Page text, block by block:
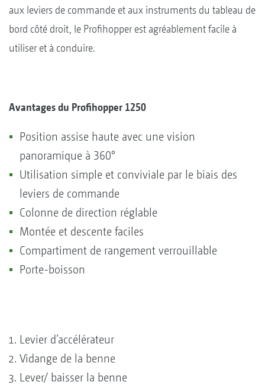
aux leviers de commande et aux instruments du tableau de
bord côté droit, le Profihopper est agréablement facile à
utiliser et à conduire.
Avantages du Profihopper 1250
Position assise haute avec une vision
panoramique à 360°
Utilisation simple et conviviale par le biais des
leviers de commande
Colonne de direction réglable
Montée et descente faciles
Compartiment de rangement verrouillable
Porte-boisson
Levier d’accélérateur
Vidange de la benne
Lever/ baisser la benne